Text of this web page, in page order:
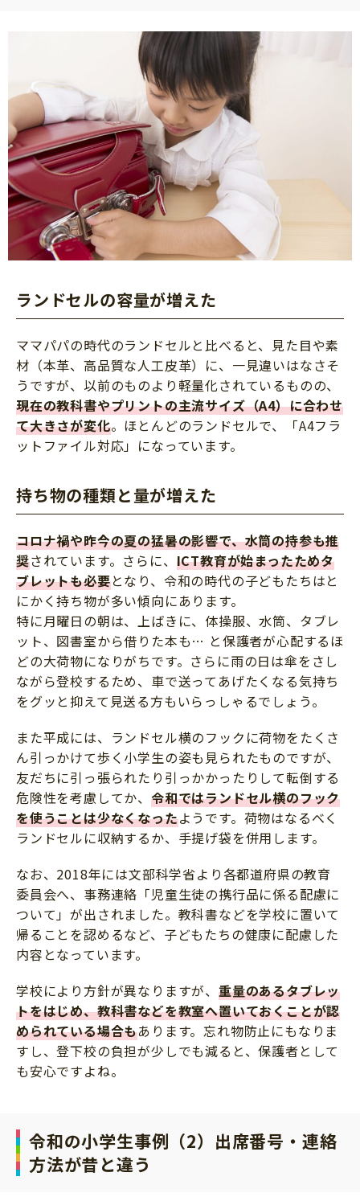
ランドセルの容量が増えた
ママパパの時代のランドセルと比べると、見た目や素
材（本革、高品質な人工皮革）に、一見違いはなさそ
うですが、以前のものより軽量化されているものの、
現在の教科書やプリントの主流サイズ（A4）に合わせ
て大きさが変化。ほとんどのランドセルで、「A4フラ
ットファイル対応」になっています。
持ち物の種類と量が増えた
コロナ禍や昨今の夏の猛暑の影響で、水筒の持参も推
奨されています。さらに、 ICT教育が始まったためタ
ブレットも必要となり、令和の時代の子どもたちはと
にかく持ち物が多い傾向にあります。
特に月曜日の朝は、上ばきに、体操服、水筒、タブレ
ット、図書室から借りた本も… と保護者が心配するほ
どの大荷物になりがちです。さらに雨の日は傘をさし
ながら登校するため、車で送ってあげたくなる気持ち
をグッと抑えて見送る方もいらっしゃるでしょう。
また平成には、ランドセル横のフックに荷物をたくさ
ん引っかけて歩く小学生の姿も見られたものですが、
友だちに引っ張られたり引っかかったりして転倒する
危険性を考慮してか、 令和ではランドセル横のフック
を使うことは少なくなったようです。荷物はなるべく
ランドセルに収納するか、手提げ袋を併用します。
なお、2018年には文部科学省より各都道府県の教育
委員会へ、事務連絡「児童生徒の携行品に係る配慮に
ついて」が出されました。教科書などを学校に置いて
帰ることを認めるなど、子どもたちの健康に配慮した
内容となっています。
学校により方針が異なりますが、重量のあるタブレッ
トをはじめ、教科書などを教室へ置いておくことが認
められている場合もあります。忘れ物防止にもなりま
すし、登下校の負担が少しでも減ると、保護者として
も安心ですよね。
令和の小学生事例（2）出席番号・連絡
方法が昔と違う